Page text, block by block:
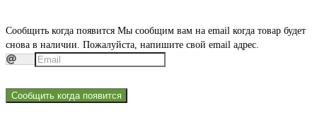
Сообщить когда появится Мы сообщим вам на email когда товар будет
снова в наличии. Пожалуйста, напишите свой email адрес.
Сообщить когда появится